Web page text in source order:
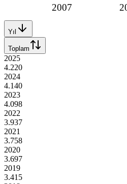
2007
Yıl
Toplam
2025
4.220
2024
4.140
2023
4.098
2022
3.937
2021
3.758
2020
3.697
2019
3.415